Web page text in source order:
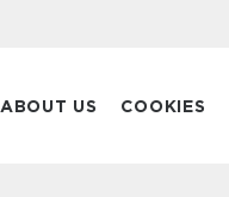
ABOUT US COOKIES